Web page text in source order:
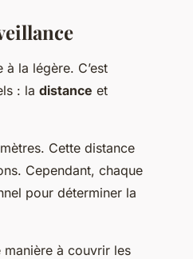
la légère. C’est
: la distance et
Cette distance
Cependant, chaque
pour déterminer la
manière à couvrir les